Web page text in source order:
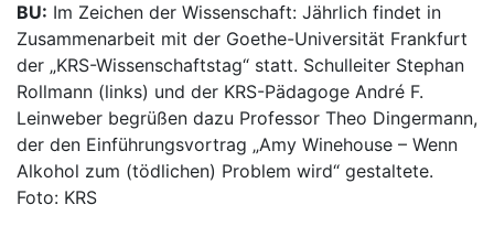
BU: Im Zeichen der Wissenschaft: Jährlich findet in
Zusammenarbeit mit der Goethe-Universität Frankfurt
der „KRS-Wissenschaftstag“ statt. Schulleiter Stephan
Rollmann (links) und der KRS-Pädagoge André F.
Leinweber begrüßen dazu Professor Theo Dingermann,
der den Einführungsvortrag „Amy Winehouse – Wenn
Alkohol zum (tödlichen) Problem wird“ gestaltete.
Foto: KRS